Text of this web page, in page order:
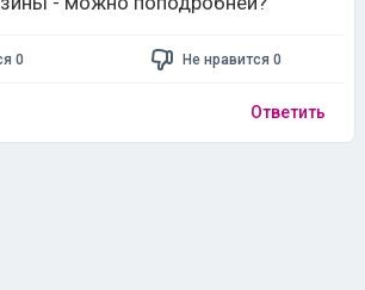
0 Не нравится 0
Ответить